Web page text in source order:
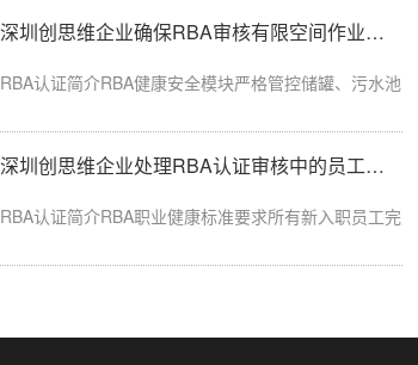
深圳创思维企业确保RBA审核有限空间作业安全达标
RBA认证简介RBA健康安全模块严格管控储罐、污水池
深圳创思维企业处理RBA认证审核中的员工入职体检缺失
RBA认证简介RBA职业健康标准要求所有新入职员工完